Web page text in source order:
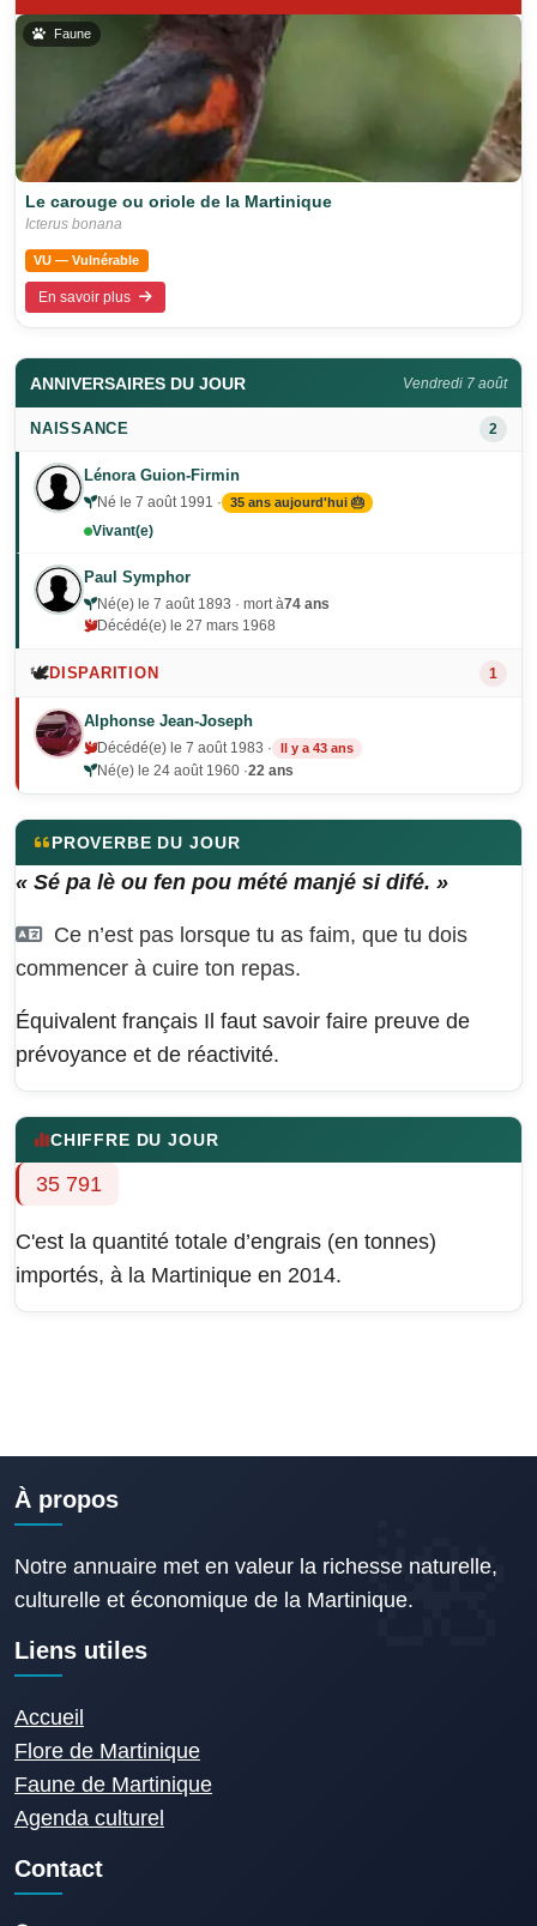
Faune
Le carouge ou oriole de la Martinique
Icterus bonana
VU — Vulnérable
En savoir plus
ANNIVERSAIRES DU JOUR Vendredi 7 août
NAISSANCE 2
Lénora Guion-Firmin
Né le 7 août 1991 · 35 ans aujourd'hui 🎂
Vivant(e)
Paul Symphor
Né(e) le 7 août 1893 · mort à74 ans
Décédé(e) le 27 mars 1968
🕊️DISPARITION 1
Alphonse Jean-Joseph
Décédé(e) le 7 août 1983 · Il y a 43 ans
Né(e) le 24 août 1960 ·22 ans
PROVERBE DU JOUR
« Sé pa lè ou fen pou mété manjé si difé. »
Ce n’est pas lorsque tu as faim, que tu dois
commencer à cuire ton repas.
Équivalent français Il faut savoir faire preuve de
prévoyance et de réactivité.
CHIFFRE DU JOUR
35 791
C'est la quantité totale d’engrais (en tonnes)
importés, à la Martinique en 2014.
À propos
Notre annuaire met en valeur la richesse naturelle,
culturelle et économique de la Martinique.
Liens utiles
Accueil
Flore de Martinique
Faune de Martinique
Agenda culturel
Contact